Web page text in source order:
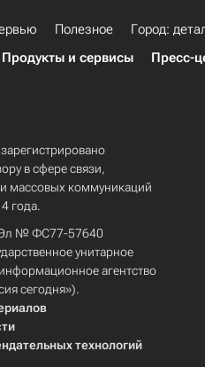
Полезное
Город:
Продукты и сервисы Пресс-
в сфере связи,
массовых коммуникаций
года.
Эл № ФС77-57640
унитарное
агентство
сегодня»).
технологий